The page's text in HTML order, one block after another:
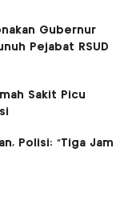
Gubernur
Pejabat RSUD
Sakit Picu
Polisi: “Tiga Jam